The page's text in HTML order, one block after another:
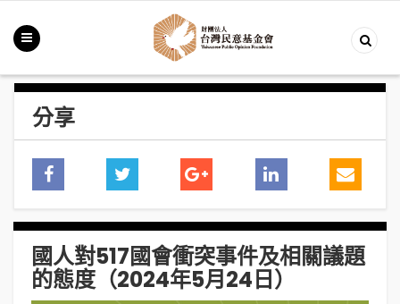
分享
國人對517國會衝突事件及相關議題
的態度（2024年5月24日）